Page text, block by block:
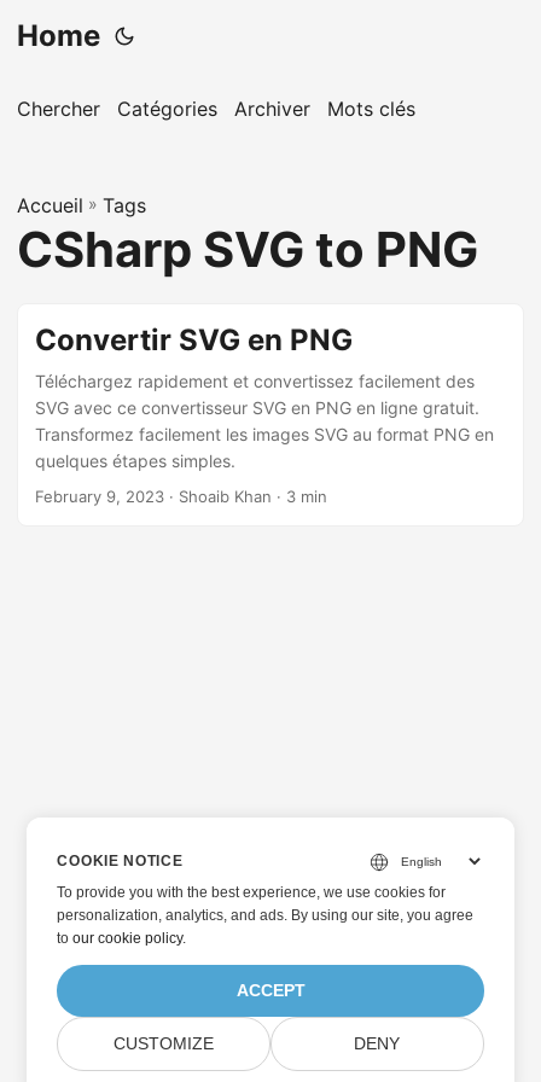
Home
Chercher Catégories Archiver Mots clés
Accueil » Tags
CSharp SVG to PNG
Convertir SVG en PNG
Téléchargez rapidement et convertissez facilement des
SVG avec ce convertisseur SVG en PNG en ligne gratuit.
Transformez facilement les images SVG au format PNG en
quelques étapes simples.
February 9, 2023 · Shoaib Khan · 3 min
COOKIE NOTICE
To provide you with the best experience, we use cookies for
personalization, analytics, and ads. By using our site, you agree
toour cookie policy.
ACCEPT
CUSTOMIZE DENY